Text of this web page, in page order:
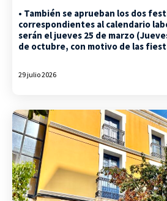
• También se aprueban los dos
correspondientes al calendario
serán el jueves 25 de marzo
de octubre, con motivo de las
29 julio 2026